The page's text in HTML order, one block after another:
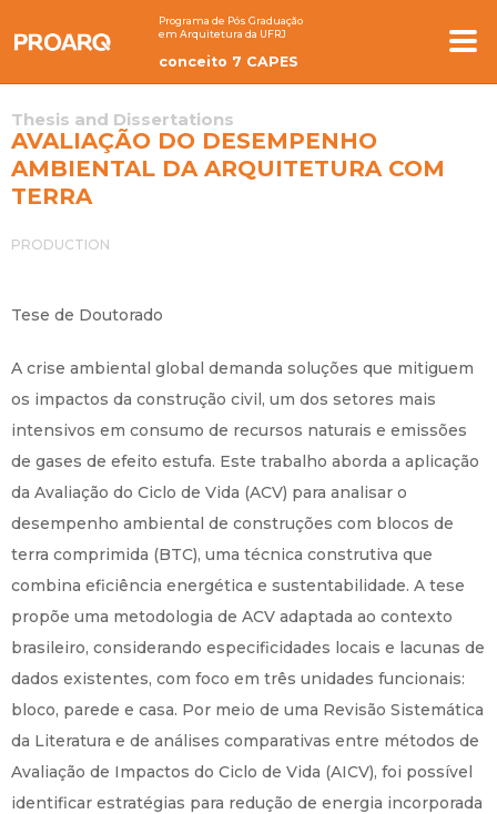
Programa de Pós Graduação
em Arquitetura da UFRJ
conceito 7 CAPES
Thesis and Dissertations
AVALIAÇÃO DO DESEMPENHO
AMBIENTAL DA ARQUITETURA COM
TERRA
PRODUCTION
Tese de Doutorado
A crise ambiental global demanda soluções que mitiguem
os impactos da construção civil, um dos setores mais
intensivos em consumo de recursos naturais e emissões
de gases de efeito estufa. Este trabalho aborda a aplicação
da Avaliação do Ciclo de Vida (ACV) para analisar o
desempenho ambiental de construções com blocos de
terra comprimida (BTC), uma técnica construtiva que
combina eficiência energética e sustentabilidade. A tese
propõe uma metodologia de ACV adaptada ao contexto
brasileiro, considerando especificidades locais e lacunas de
dados existentes, com foco em três unidades funcionais:
bloco, parede e casa. Por meio de uma Revisão Sistemática
da Literatura e de análises comparativas entre métodos de
Avaliação de Impactos do Ciclo de Vida (AICV), foi possível
identificar estratégias para redução de energia incorporada